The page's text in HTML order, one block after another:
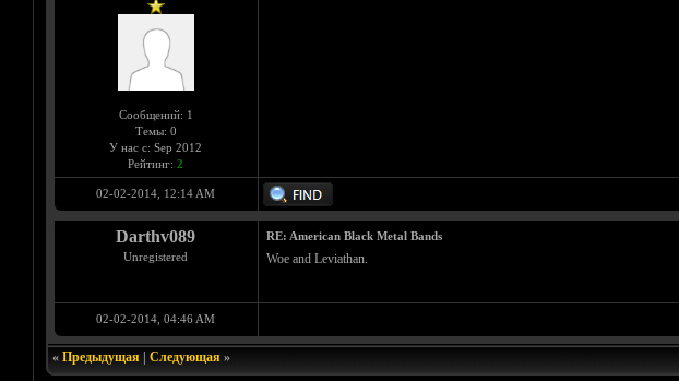
Сообщений: 1
Темы: 0
У нас с: Sep 2012
Рейтинг: 2
02-02-2014, 12:14 AM
Darthv089
Unregistered
RE: American Black Metal Bands
Woe and Leviathan.
02-02-2014, 04:46 AM
« Предыдущая| Следующая»